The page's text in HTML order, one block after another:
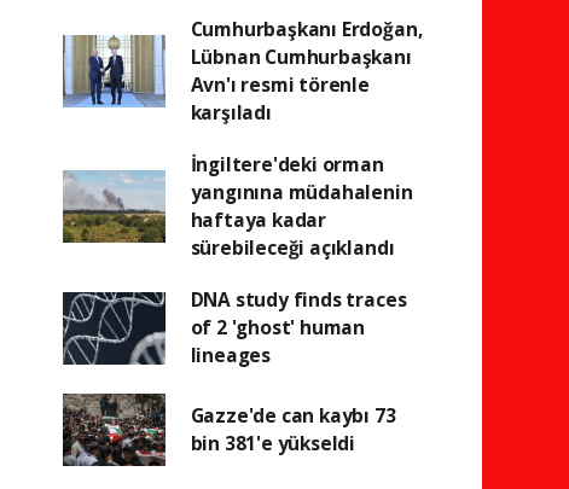
Cumhurbaşkanı Erdoğan,
Lübnan Cumhurbaşkanı
Avn'ı resmi törenle
karşıladı
İngiltere'deki orman
yangınına müdahalenin
haftaya kadar
sürebileceği açıklandı
DNA study finds traces
of 2 'ghost' human
lineages
Gazze'de can kaybı 73
bin 381'e yükseldi